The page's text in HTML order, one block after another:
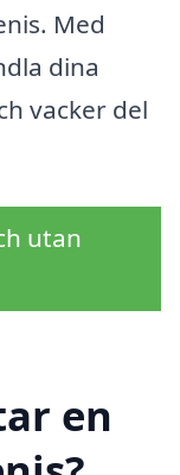
Med
dina
vacker del
utan
en